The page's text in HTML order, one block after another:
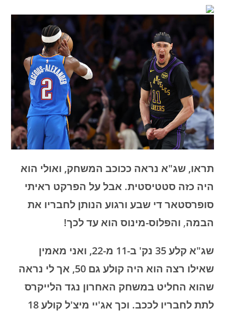
תראו, שג"א נראה ככוכב המשחק, ואולי הוא
היה כזה סטטיסטית. אבל על הפרקט ראיתי
סופרסטאר די שבע ורגוע הנותן לחבריו את
הבמה, והפלוס-מינוס הוא עד לכך!
שג"א קלע 35 נק' ב-11 מ-22, ואני מאמין
שאילו רצה הוא היה קולע גם 50, אך לי נראה
שהוא החליט במשחק האחרון נגד הלייקרס
לתת לחבריו לככב. וכך אג'יי מיצ'ל קולע 18